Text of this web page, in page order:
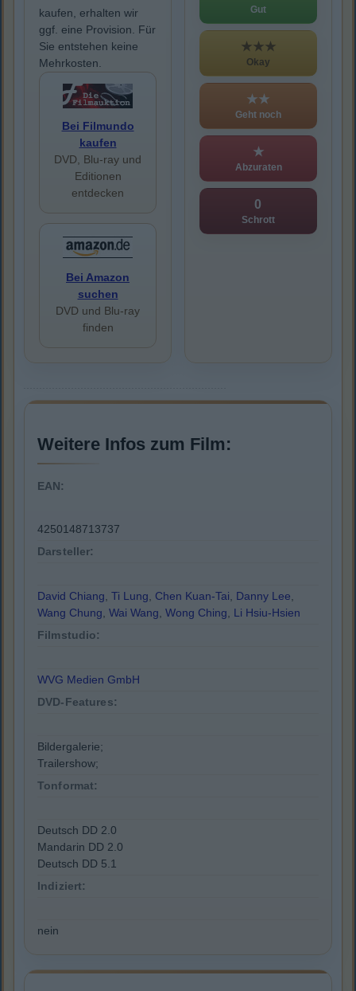
kaufen, erhalten wir
ggf. eine Provision. Für
Sie entstehen keine
Mehrkosten.
Bei Filmundo
kaufen
DVD, Blu-ray und
Editionen
entdecken
Bei Amazon
suchen
DVD und Blu-ray
finden
Gut
★★★
Okay
★★
Geht noch
★
Abzuraten
0
Schrott
Weitere Infos zum Film:
EAN:
4250148713737
Darsteller:
David Chiang, Ti Lung, Chen Kuan-Tai, Danny Lee,
Wang Chung, Wai Wang, Wong Ching, Li Hsiu-Hsien
Filmstudio:
WVG Medien GmbH
DVD-Features:
Bildergalerie;
Trailershow;
Tonformat:
Deutsch DD 2.0
Mandarin DD 2.0
Deutsch DD 5.1
Indiziert:
nein